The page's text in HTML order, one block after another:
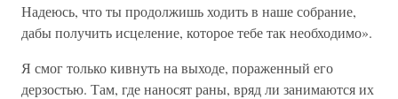
Надеюсь, что ты продолжишь ходить в наше собрание,
дабы получить исцеление, которое тебе так необходимо».
Я смог только кивнуть на выходе, пораженный его
дерзостью. Там, где наносят раны, вряд ли занимаются их